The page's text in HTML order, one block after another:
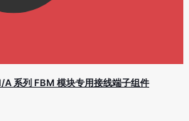
A 系列 FBM 模块专用接线端子组件